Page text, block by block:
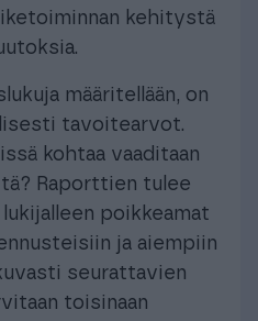
kehitystä
määritellään, on
tavoitearvot.
kohtaa vaaditaan
Raporttien tulee
poikkeamat
ja aiempiin
seurattavien
toisinaan